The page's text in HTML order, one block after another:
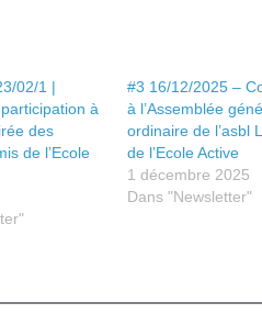
02/1 |
à
des
de l’Ecole
#3 16/12/2025 –
à l’Assemblée
ordinaire de l’asbl
de l’Ecole Active
1 décembre 2025
Dans "Newsletter"